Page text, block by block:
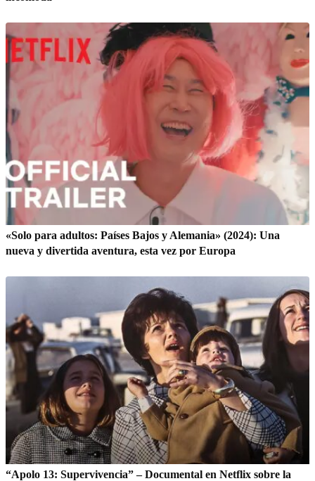
«Solo para adultos: Países Bajos y Alemania» (2024): Una
nueva y divertida aventura, esta vez por Europa
“Apolo 13: Supervivencia” – Documental en Netflix sobre la